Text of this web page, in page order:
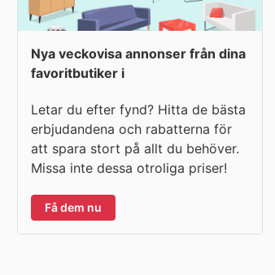
Nya veckovisa annonser från dina
favoritbutiker i
Letar du efter fynd? Hitta de bästa
erbjudandena och rabatterna för
att spara stort på allt du behöver.
Missa inte dessa otroliga priser!
Få dem nu